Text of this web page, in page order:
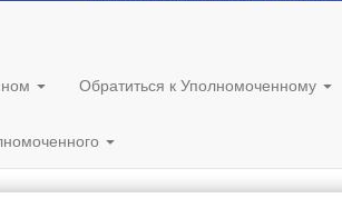
Обратиться к Уполномоченному